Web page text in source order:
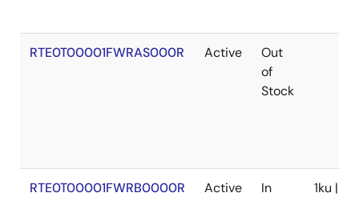
工具新闻 - 注意事项
[Notes] PG-FP6, PG-FP5 Flash Memory Programmer
PDF
105 KB
日本語
2019年5月10日
RTE0T00001FWRAS000R Active
Out
of
Stock
RTE0T00001FWRB0000R Active
In
1ku |